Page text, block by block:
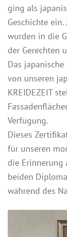
Anleitungen
Kontakt &
Prospekte &
Wir über uns
Referenzen
ging als
Geschichte
wurden in die
der Gerechten
Das
von unseren
KREIDEZEIT
Verfügung.
Dieses
für unseren
die Erinnerung
beiden
während des